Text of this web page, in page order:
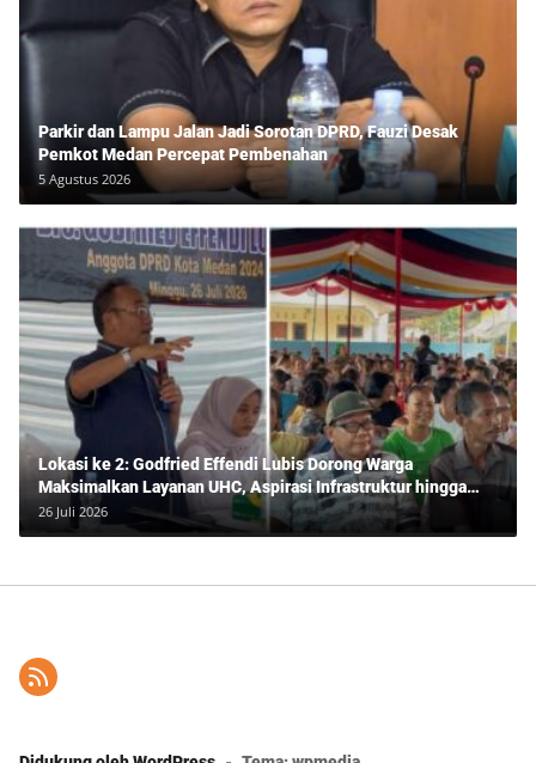
Parkir dan Lampu Jalan Jadi Sorotan DPRD, Fauzi Desak
Pemkot Medan Percepat Pembenahan
5 Agustus 2026
Lokasi ke 2: Godfried Effendi Lubis Dorong Warga
Maksimalkan Layanan UHC, Aspirasi Infrastruktur hingga
Pendidikan Mengemuka dalam Reses Medan Amplas
26 Juli 2026